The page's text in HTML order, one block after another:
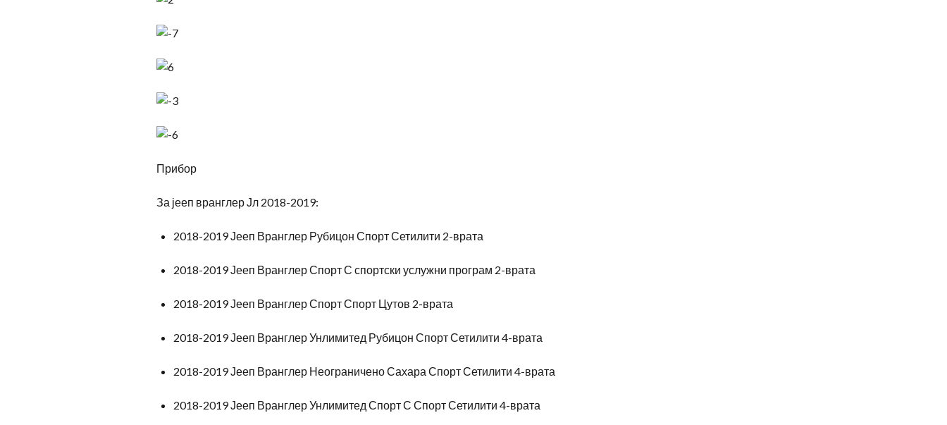
Прибор
За јееп вранглер Јл 2018-2019:
2018-2019 Јееп Вранглер Рубицон Спорт Сетилити 2-врата
2018-2019 Јееп Вранглер Спорт С спортски услужни програм 2-врата
2018-2019 Јееп Вранглер Спорт Спорт Цутов 2-врата
2018-2019 Јееп Вранглер Унлимитед Рубицон Спорт Сетилити 4-врата
2018-2019 Јееп Вранглер Неограничено Сахара Спорт Сетилити 4-врата
2018-2019 Јееп Вранглер Унлимитед Спорт С Спорт Сетилити 4-врата